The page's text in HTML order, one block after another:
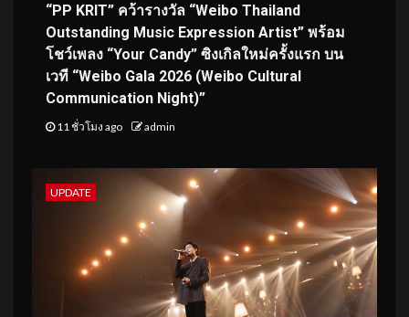
“PP KRIT” คว้ารางวัล “Weibo Thailand
Outstanding Music Expression Artist” พร้อม
โชว์เพลง “Your Candy” ซิงเกิลใหม่ครั้งแรก บน
เวที “Weibo Gala 2026 (Weibo Cultural
Communication Night)”
11 ชั่วโมง ago admin
UPDATE